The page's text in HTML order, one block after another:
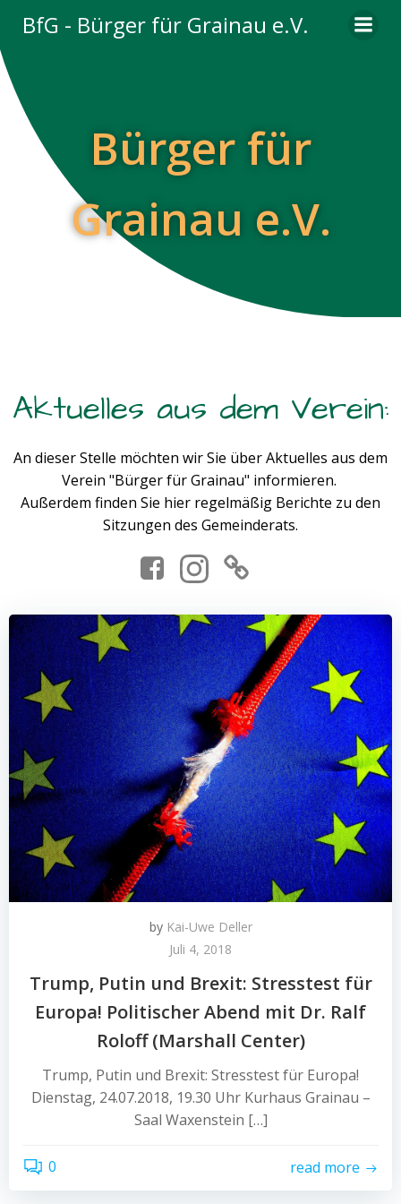
Inhalt
BfG - Bürger für Grainau e.V.
Bürger für
Grainau e.V.
Aktuelles aus dem Verein:
An dieser Stelle möchten wir Sie über Aktuelles aus dem
Verein "Bürger für Grainau" informieren.
Außerdem finden Sie hier regelmäßig Berichte zu den
Sitzungen des Gemeinderats.
by Kai-Uwe Deller
Juli 4, 2018
Trump, Putin und Brexit: Stresstest für
Europa! Politischer Abend mit Dr. Ralf
Roloff (Marshall Center)
Trump, Putin und Brexit: Stresstest für Europa!
Dienstag, 24.07.2018, 19.30 Uhr Kurhaus Grainau –
Saal Waxenstein […]
0 read more